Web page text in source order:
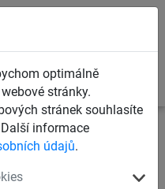
optimálně
stránky.
stránek souhlasíte
informace
údajů.
parkur „Dillenburg“